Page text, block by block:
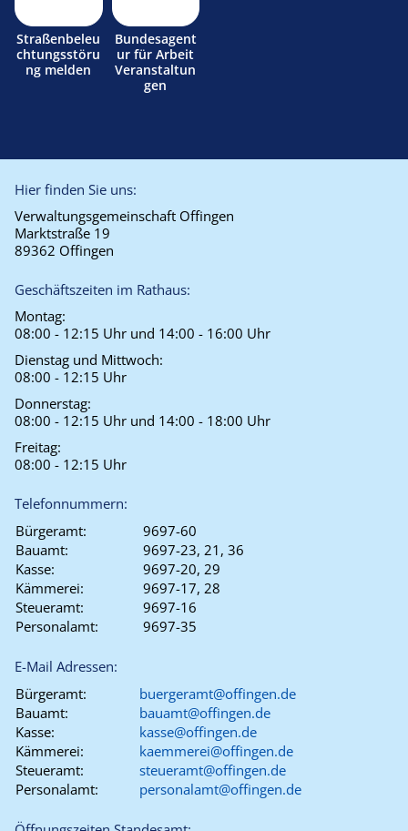
Straßenbeleu
chtungsstöru
ng melden
Bundesagent
ur für Arbeit
Veranstaltun
gen
Hier finden Sie uns:
Verwaltungsgemeinschaft Offingen
Marktstraße 19
89362 Offingen
Geschäftszeiten im Rathaus:
Montag:
08:00 - 12:15 Uhr und 14:00 - 16:00 Uhr
Dienstag und Mittwoch:
08:00 - 12:15 Uhr
Donnerstag:
08:00 - 12:15 Uhr und 14:00 - 18:00 Uhr
Freitag:
08:00 - 12:15 Uhr
Telefonnummern:
Bürgeramt:
9697-60
Bauamt:
9697-23, 21, 36
Kasse:
9697-20, 29
Kämmerei:
9697-17, 28
Steueramt:
9697-16
Personalamt:
9697-35
E-Mail Adressen:
Bürgeramt:
buergeramt@offingen.de
Bauamt:
bauamt@offingen.de
Kasse:
kasse@offingen.de
Kämmerei:
kaemmerei@offingen.de
Steueramt:
steueramt@offingen.de
Personalamt:
personalamt@offingen.de